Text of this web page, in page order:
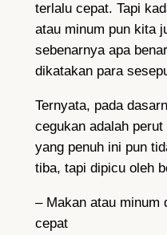
terlalu cepat. Tapi
atau minum pun kita
sebenarnya apa
dikatakan para
Ternyata, pada
cegukan adalah
yang penuh ini pun
tiba, tapi dipicu oleh
– Makan atau minum
cepat